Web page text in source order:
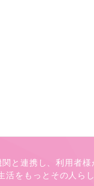
と連携し、利用者
をもっとその人ら